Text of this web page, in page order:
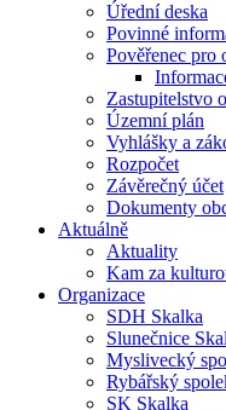
Úřední deska
Povinné
Pověřenec pro
Zastupitelstvo
Územní plán
Vyhlášky a
Rozpočet
Závěrečný účet
Dokumenty
Aktuálně
Aktuality
Kam za
Organizace
SDH Skalka
Slunečnice
Myslivecký
Rybářský
SK Skalka